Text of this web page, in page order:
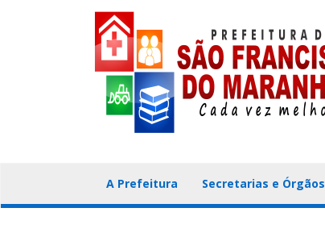
A Prefeitura Secretarias e Órgãos